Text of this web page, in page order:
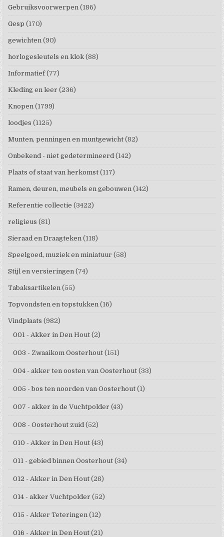
Gebruiksvoorwerpen (186)
Gesp (170)
gewichten (90)
horlogesleutels en klok (88)
Informatief (77)
Kleding en leer (236)
Knopen (1799)
loodjes (1125)
Munten, penningen en muntgewicht (82)
Onbekend - niet gedetermineerd (142)
Plaats of staat van herkomst (117)
Ramen, deuren, meubels en gebouwen (142)
Referentie collectie (3422)
religieus (81)
Sieraad en Draagteken (118)
Speelgoed, muziek en miniatuur (58)
Stijl en versieringen (74)
Tabaksartikelen (55)
Topvondsten en topstukken (16)
Vindplaats (982)
001 - Akker in Den Hout (2)
003 - Zwaaikom Oosterhout (151)
004 - akker ten oosten van Oosterhout (33)
005 - bos ten noorden van Oosterhout (1)
007 - akker in de Vuchtpolder (43)
008 - Oosterhout zuid (52)
010 - Akker in Den Hout (43)
011 - gebied binnen Oosterhout (34)
012 - Akker in Den Hout (28)
014 - akker Vuchtpolder (52)
015 - Akker Teteringen (12)
016 - Akker in Den Hout (21)